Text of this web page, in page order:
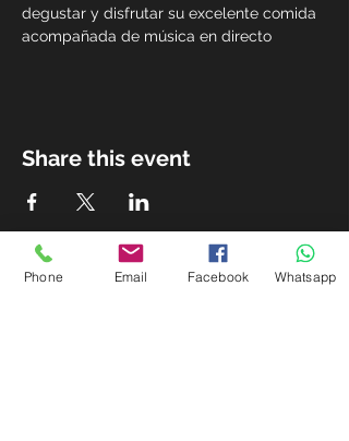
degustar y disfrutar su excelente comida
acompañada de música en directo
Share this event
Phone Email Facebook Whatsapp